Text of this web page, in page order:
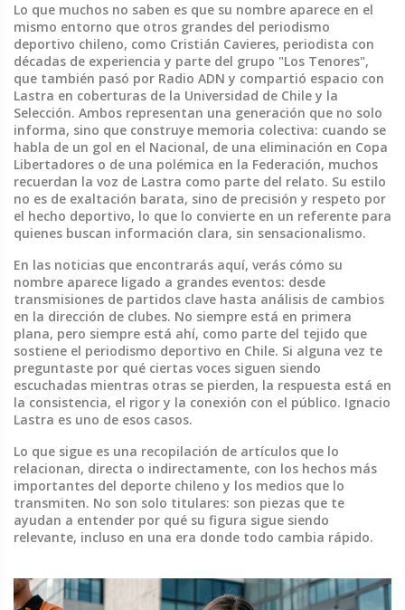
Lo que muchos no saben es que su nombre aparece en el
mismo entorno que otros grandes del periodismo
deportivo chileno, como Cristián Cavieres, periodista con
décadas de experiencia y parte del grupo "Los Tenores",
que también pasó por Radio ADN y compartió espacio con
Lastra en coberturas de la Universidad de Chile y la
Selección. Ambos representan una generación que no solo
informa, sino que construye memoria colectiva: cuando se
habla de un gol en el Nacional, de una eliminación en Copa
Libertadores o de una polémica en la Federación, muchos
recuerdan la voz de Lastra como parte del relato. Su estilo
no es de exaltación barata, sino de precisión y respeto por
el hecho deportivo, lo que lo convierte en un referente para
quienes buscan información clara, sin sensacionalismo.
En las noticias que encontrarás aquí, verás cómo su
nombre aparece ligado a grandes eventos: desde
transmisiones de partidos clave hasta análisis de cambios
en la dirección de clubes. No siempre está en primera
plana, pero siempre está ahí, como parte del tejido que
sostiene el periodismo deportivo en Chile. Si alguna vez te
preguntaste por qué ciertas voces siguen siendo
escuchadas mientras otras se pierden, la respuesta está en
la consistencia, el rigor y la conexión con el público. Ignacio
Lastra es uno de esos casos.
Lo que sigue es una recopilación de artículos que lo
relacionan, directa o indirectamente, con los hechos más
importantes del deporte chileno y los medios que lo
transmiten. No son solo titulares: son piezas que te
ayudan a entender por qué su figura sigue siendo
relevante, incluso en una era donde todo cambia rápido.